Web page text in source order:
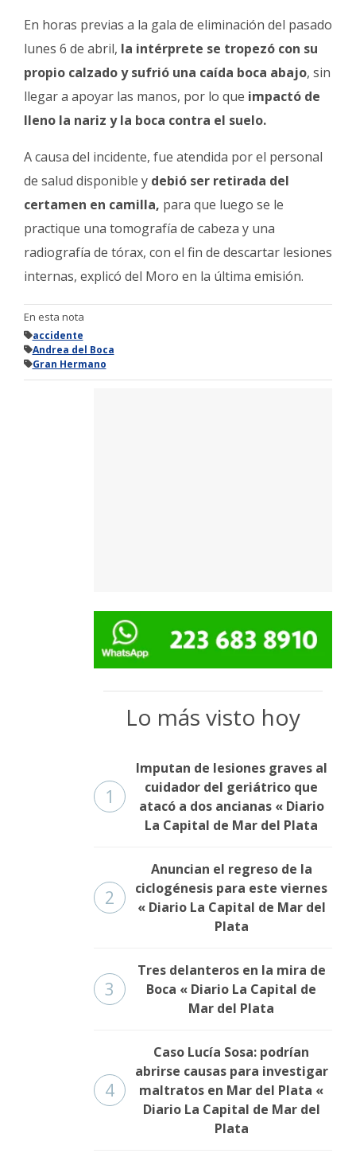
En horas previas a la gala de eliminación del pasado
lunes 6 de abril, la intérprete se tropezó con su
propio calzado y sufrió una caída boca abajo, sin
llegar a apoyar las manos, por lo que impactó de
lleno la nariz y la boca contra el suelo.
A causa del incidente, fue atendida por el personal
de salud disponible y debió ser retirada del
certamen en camilla, para que luego se le
practique una tomografía de cabeza y una
radiografía de tórax, con el fin de descartar lesiones
internas, explicó del Moro en la última emisión.
En esta nota
accidente
Andrea del Boca
Gran Hermano
Lo más visto hoy
1
Imputan de lesiones graves al
cuidador del geriátrico que
atacó a dos ancianas « Diario
La Capital de Mar del Plata
2
Anuncian el regreso de la
ciclogénesis para este viernes
« Diario La Capital de Mar del
Plata
3
Tres delanteros en la mira de
Boca « Diario La Capital de
Mar del Plata
4
Caso Lucía Sosa: podrían
abrirse causas para investigar
maltratos en Mar del Plata «
Diario La Capital de Mar del
Plata